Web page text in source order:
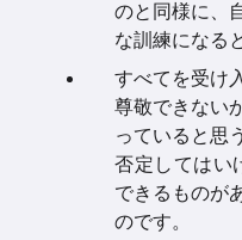
のと同様に、
な訓練になる
すべてを受け
尊敬できない
っていると思
否定してはい
できるものが
のです。